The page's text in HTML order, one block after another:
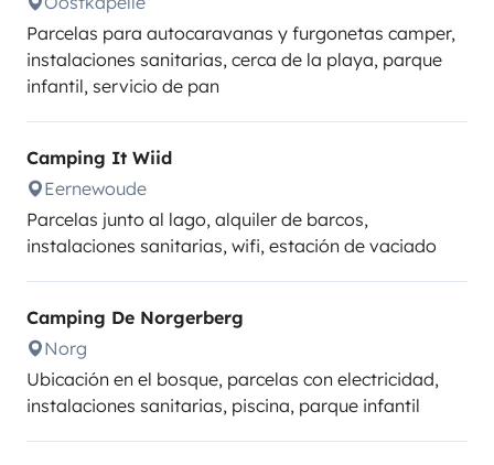
Parcelas para autocaravanas y furgonetas camper,
instalaciones sanitarias, cerca de la playa, parque
infantil, servicio de pan
Camping It Wiid
Eernewoude
Parcelas junto al lago, alquiler de barcos,
instalaciones sanitarias, wifi, estación de vaciado
Camping De Norgerberg
Norg
Ubicación en el bosque, parcelas con electricidad,
instalaciones sanitarias, piscina, parque infantil